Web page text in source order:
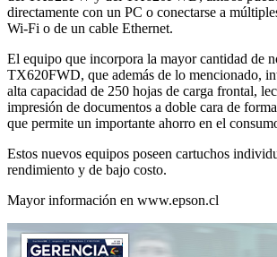
directamente con un PC o conectarse a
Wi-Fi o de un cable Ethernet.
El equipo que incorpora la mayor cantidad de
TX620FWD, que además de lo mencionado,
alta capacidad de 250 hojas de carga frontal,
impresión de documentos a doble cara de
que permite un importante ahorro en el
Estos nuevos equipos poseen cartuchos
rendimiento y de bajo costo.
Mayor información en www.epson.cl